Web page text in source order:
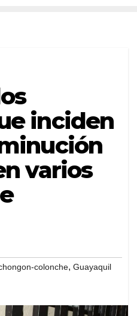
inciden
varios
colonche, Guayaquil